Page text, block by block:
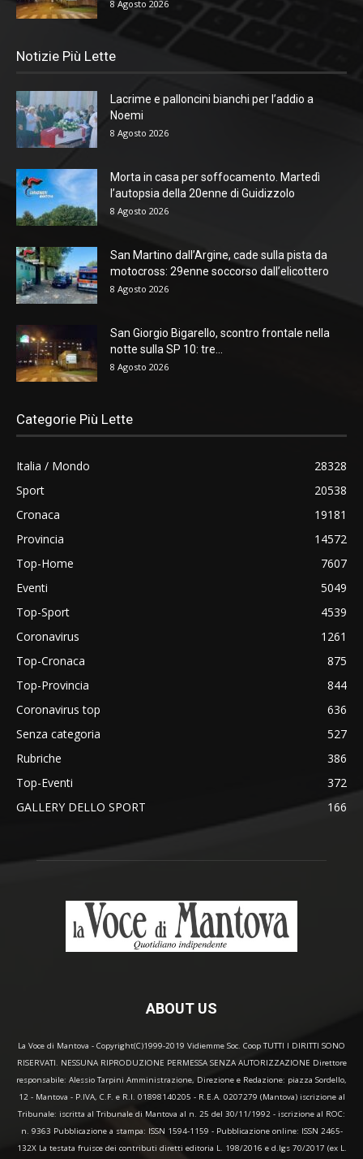
8 Agosto 2026
Notizie Più Lette
Lacrime e palloncini bianchi per l’addio a
Noemi
8 Agosto 2026
Morta in casa per soffocamento. Martedì
l’autopsia della 20enne di Guidizzolo
8 Agosto 2026
San Martino dall’Argine, cade sulla pista da
motocross: 29enne soccorso dall’elicottero
8 Agosto 2026
San Giorgio Bigarello, scontro frontale nella
notte sulla SP 10: tre...
8 Agosto 2026
Categorie Più Lette
Italia / Mondo
28328
Sport
20538
Cronaca
19181
Provincia
14572
Top-Home
7607
Eventi
5049
Top-Sport
4539
Coronavirus
1261
Top-Cronaca
875
Top-Provincia
844
Coronavirus top
636
Senza categoria
527
Rubriche
386
Top-Eventi
372
GALLERY DELLO SPORT
166
ABOUT US
La Voce di Mantova - Copyright(C)1999-2019 Vidiemme Soc. Coop TUTTI I DIRITTI SONO
RISERVATI. NESSUNA RIPRODUZIONE PERMESSA SENZA AUTORIZZAZIONE Direttore
responsabile: Alessio Tarpini Amministrazione, Direzione e Redazione: piazza Sordello,
12 - Mantova - P.IVA, C.F. e R.I. 01898140205 - R.E.A. 0207279 (Mantova) iscrizione al
Tribunale: iscritta al Tribunale di Mantova al n. 25 del 30/11/1992 - iscrizione al ROC:
n. 9363 Pubblicazione a stampa: ISSN 1594-1159 - Pubblicazione online: ISSN 2465-
132X La testata fruisce dei contributi diretti editoria L. 198/2016 e d.lgs 70/2017 (ex L.